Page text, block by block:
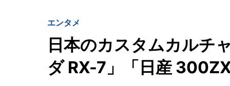
エンタメ
日本のカスタムカルチ
ダ RX-7」「日産